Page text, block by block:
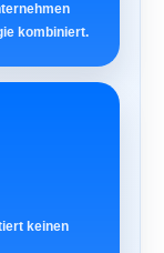
kombiniert.
keinen